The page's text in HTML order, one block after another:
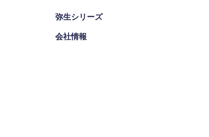
弥生シリーズ
会社情報